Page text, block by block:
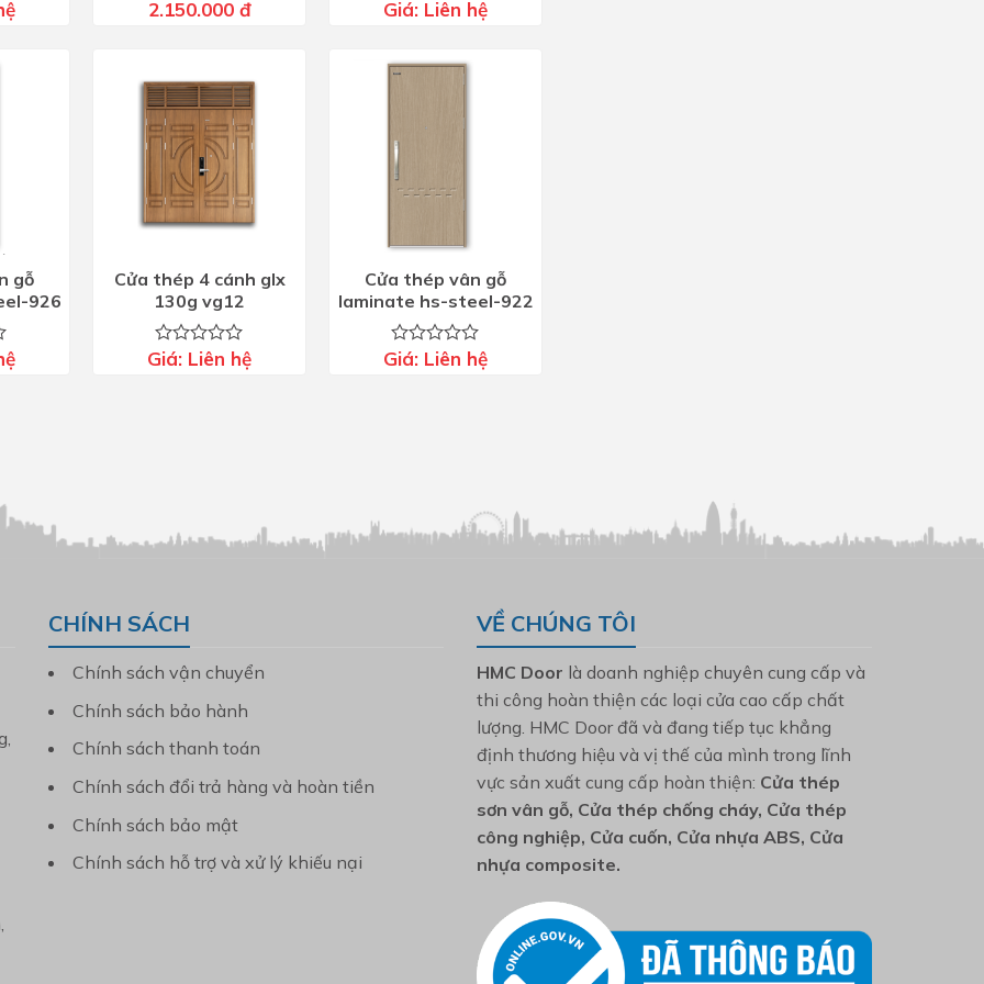
Được xếp
2.150.000 đ
Được
0
5
Giá: Liên hệ
gỗ
926
Cửa thép 4 cánh glx
130g vg12
Được
Giá: Liên hệ
Cửa thép vân gỗ
laminate hs-steel-922
Được
Giá: Liên hệ
CHÍNH SÁCH
Chính sách vận chuyển
Chính sách bảo hành
Chính sách thanh toán
Chính sách đổi trả hàng và hoàn tiền
Chính sách bảo mật
Chính sách hỗ trợ và xử lý khiếu nại
VỀ CHÚNG TÔI
HMC Door là doanh nghiệp chuyên cung cấp và
thi công hoàn thiện các loại cửa cao cấp chất
lượng. HMC Door đã và đang tiếp tục khẳng
định thương hiệu và vị thế của mình trong lĩnh
vực sản xuất cung cấp hoàn thiện: Cửa thép
sơn vân gỗ, Cửa thép chống cháy, Cửa thép
công nghiệp, Cửa cuốn, Cửa nhựa ABS, Cửa
nhựa composite.